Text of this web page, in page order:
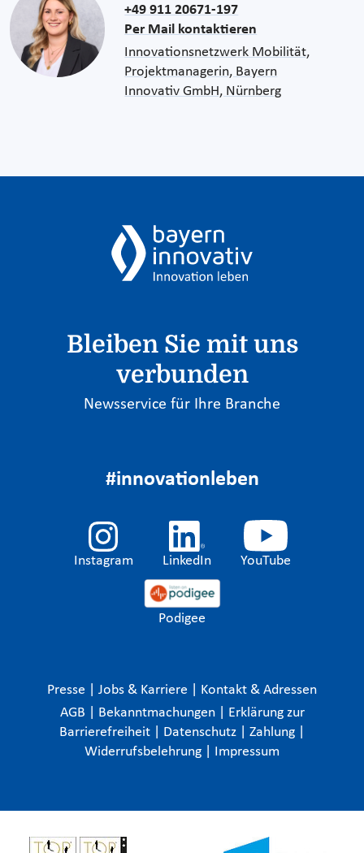
+49 911 20671-197
Per Mail kontaktieren
Innovationsnetzwerk Mobilität,
Projektmanagerin, Bayern
Innovativ GmbH, Nürnberg
Bleiben Sie mit uns
verbunden
Newsservice für Ihre Branche
#innovationleben
Instagram LinkedIn YouTube
Podigee
Presse Jobs & Karriere
Kontakt & Adressen
AGB
Bekanntmachungen
Erklärung zur
Barrierefreiheit
Datenschutz Zahlung
Widerrufsbelehrung
Impressum